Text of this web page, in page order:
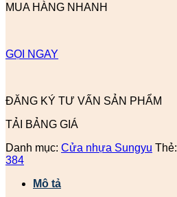
MUA HÀNG NHANH
GỌI NGAY
ĐĂNG KÝ TƯ VẤN SẢN PHẨM
TẢI BẢNG GIÁ
Danh mục: Cửa nhựa Sungyu Thẻ:
384
Mô tả